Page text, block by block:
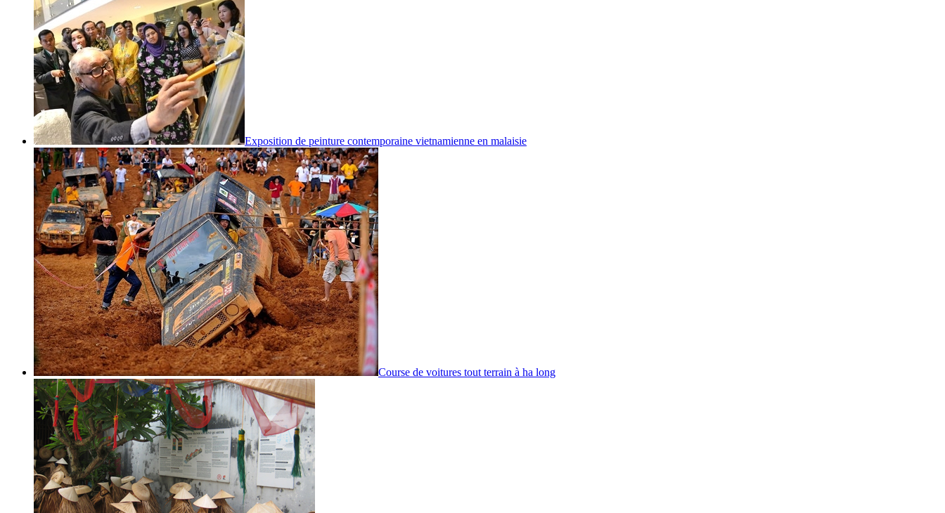
Exposition de peinture contemporaine vietnamienne en malaisie
Course de voitures tout terrain à ha long